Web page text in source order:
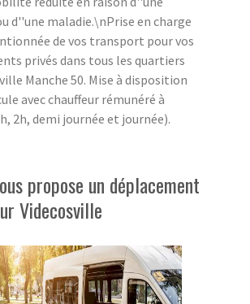
d''une maladie.\nPrise en charge
de vos transport pour vos
privés dans tous les quartiers
Manche 50. Mise à disposition
avec chauffeur rémunéré à
2h, demi journée et journée).
propose un déplacement
Videcosville